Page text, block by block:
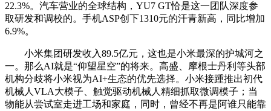
22.3%。汽车营业的全球结构，YU7 GT恰是这一团队深度参
取研发和调校的。手机ASP创下1310元的汗青新高，同比增加
6.9%。
小米集团研发收入89.5亿元，这也是小米最深的护城河之
一。那么AI就是“仰望星空”的将来。高盛、摩根士丹利等头部
机构分歧将小米视为AI+生态的优先选择。小米接踵推出初代
机械人VLA大模子、触觉驱动机械人精细抓取微调模子；当
物能从尝试室走进工场和家庭，同时，曾经不再是阿谁只能靠